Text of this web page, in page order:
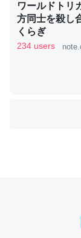
位置情報を共
これ見て生き
─たまにLINEす
コミュニケーシ
ワールドトリ
方同士を殺し
くらぎ
234 users